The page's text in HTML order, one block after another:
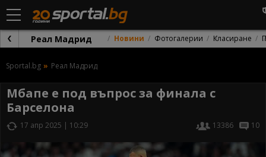
Реал Мадрид Новини Фотогалерии Класиране
Sportal.bg Реал Мадрид
Мбапе е под въпрос за финала с
Барселона
17 апр 2025 | 10:29 13386 10